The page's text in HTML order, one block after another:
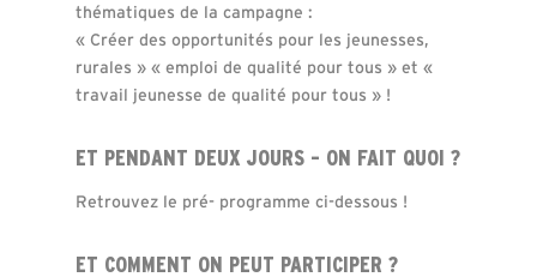
thématiques de la campagne :
« Créer des opportunités pour les jeunesses,
rurales » « emploi de qualité pour tous » et «
travail jeunesse de qualité pour tous » !
ET PENDANT DEUX JOURS – ON FAIT QUOI ?
Retrouvez le pré- programme ci-dessous !
ET COMMENT ON PEUT PARTICIPER ?